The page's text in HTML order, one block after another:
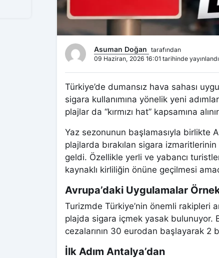
Asuman Doğan tarafından
09 Haziran, 2026 16:01 tarihinde yayınlandı
Türkiye’de dumansız hava sahası
sigara kullanımına yönelik yeni
plajlar da “kırmızı hat” kapsamına
Yaz sezonunun başlamasıyla birlikte
plajlarda bırakılan sigara
geldi. Özellikle yerli ve yabancı
kaynaklı kirliliğin önüne geçilmesi
Avrupa’daki Uygulamalar Örnek
Turizmde Türkiye’nin önemli rakipleri
plajda sigara içmek yasak bulunuyor.
cezalarının 30 eurodan başlayarak 2
İlk Adım Antalya’dan